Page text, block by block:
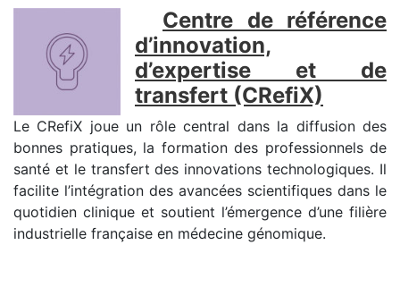
Centre de référence
d’innovation,
d’expertise et de
transfert (CRefiX)
Le CRefiX joue un rôle central dans la diffusion des
bonnes pratiques, la formation des professionnels de
santé et le transfert des innovations technologiques. Il
facilite l’intégration des avancées scientifiques dans le
quotidien clinique et soutient l’émergence d’une filière
industrielle française en médecine génomique.